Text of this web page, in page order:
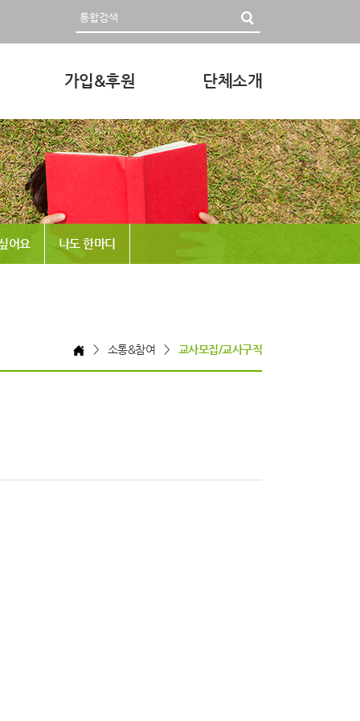
료
가입&후원
회원가입 및 후원안내
단체소개
인사말
미션과 비전
조직
정관 & 재정
어요 나도 한마디
> 소통&참여 > 교사모집/교사구직